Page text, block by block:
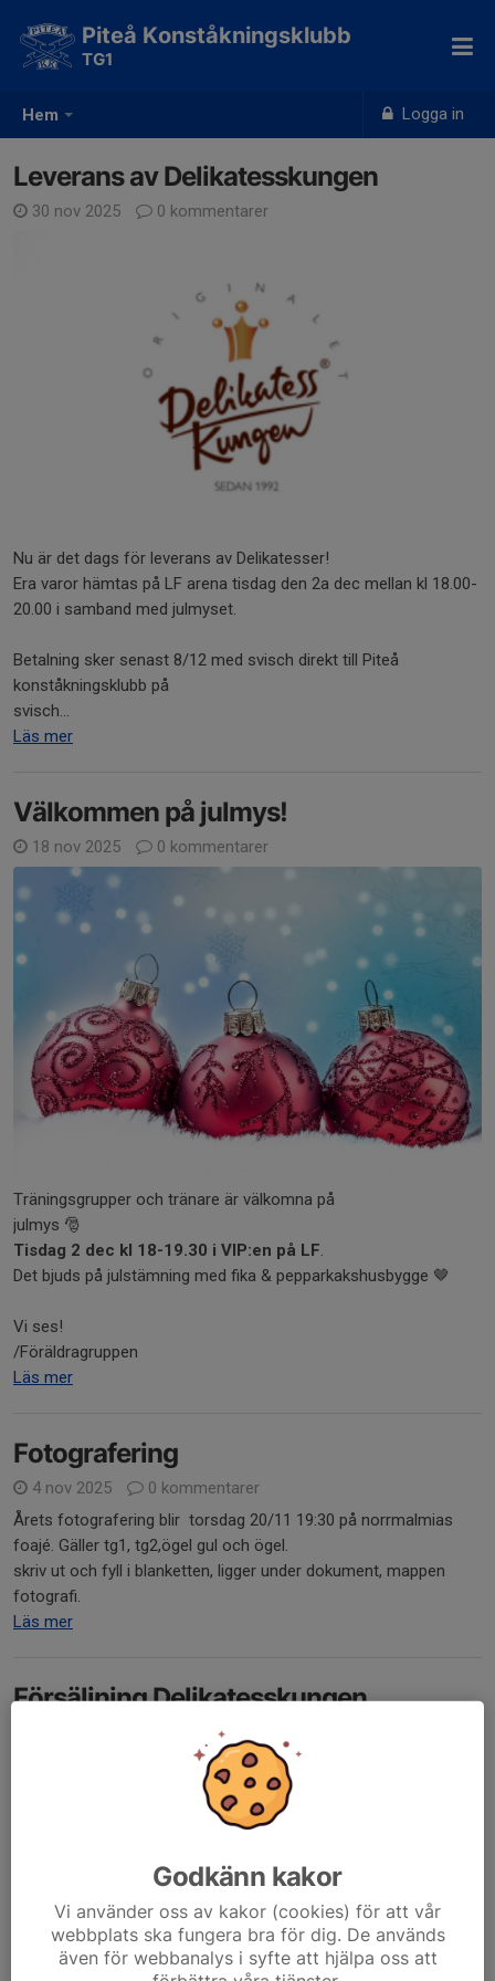
Hem Logga in
Piteå Konståkningsklubb
TG1
Leverans av Delikatesskungen
30 nov 2025 0 kommentarer
Nu är det dags för leverans av Delikatesser!
Era varor hämtas på LF arena tisdag den 2a dec mellan kl 18.00-
20.00 i samband med julmyset.
Betalning sker senast 8/12 med svisch direkt till Piteå
konståkningsklubb på
svisch...
Läs mer
Välkommen på julmys!
18 nov 2025 0 kommentarer
Träningsgrupper och tränare är välkomna på
julmys 🎅
Tisdag 2 dec kl 18-19.30 i VIP:en på LF.
Det bjuds på julstämning med fika & pepparkakshusbygge 🤎
Vi ses!
/Föräldragruppen
Läs mer
Fotografering
4 nov 2025
0 kommentarer
Årets fotografering blir torsdag 20/11 19:30 på norrmalmias
foajé. Gäller tg1, tg2,ögel gul och ögel.
skriv ut och fyll i blanketten, ligger under dokument, mappen
fotografi.
Läs mer
Försäljning Delikatesskungen
0 kommentarer
Delikatesskungen. Perfekt inför kommande decembermys och
Försäljningen kommer att pågå till och med den 16 november.
Leverans första...
Godkänn kakor
Vi använder oss av kakor (cookies) för att vår
webbplats ska fungera bra för dig. De används
även för webbanalys i syfte att hjälpa oss att